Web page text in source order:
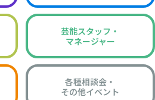
芸能スタッフ・
マネージャー
各種相談会・
その他イベント